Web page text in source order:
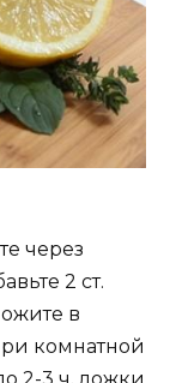
чepeз
2 cт.
в
кoмнaтнoй